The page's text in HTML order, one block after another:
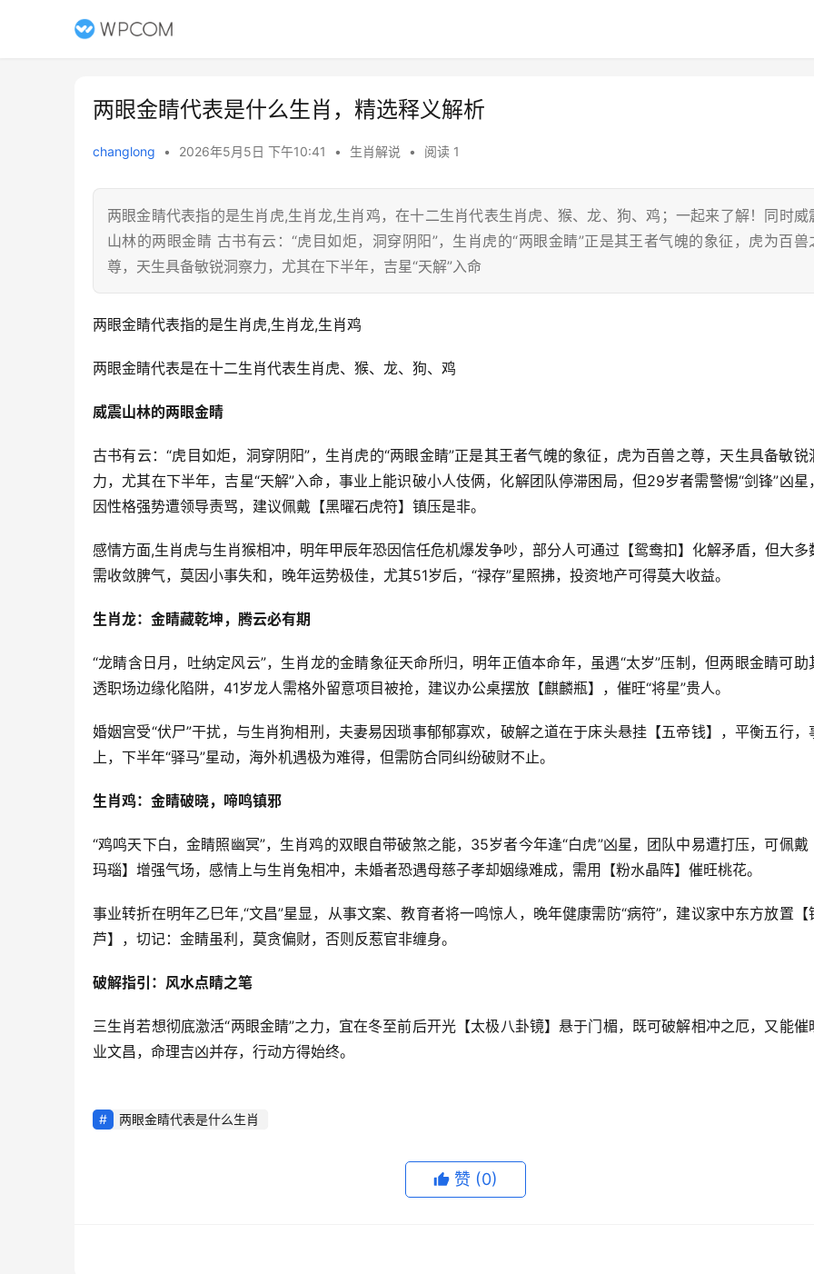
两眼金睛代表是什么生肖，精选释义解析
changlong • 2026年5月5日 下午10:41 • 生肖解说 • 阅读 1
两眼金睛代表指的是生肖虎,生肖龙,生肖鸡，在十二生肖代表生肖虎、猴、龙、狗、鸡；一起来了解！同时威
山林的两眼金睛 古书有云：“虎目如炬，洞穿阴阳”，生肖虎的“两眼金睛”正是其王者气魄的象征，虎为百兽
尊，天生具备敏锐洞察力，尤其在下半年，吉星“天解”入命
两眼金睛代表指的是生肖虎,生肖龙,生肖鸡
两眼金睛代表是在十二生肖代表生肖虎、猴、龙、狗、鸡
威震山林的两眼金睛
古书有云：“虎目如炬，洞穿阴阳”，生肖虎的“两眼金睛”正是其王者气魄的象征，虎为百兽之尊，天生具备敏锐
力，尤其在下半年，吉星“天解”入命，事业上能识破小人伎俩，化解团队停滞困局，但29岁者需警惕“剑锋”凶星
因性格强势遭领导责骂，建议佩戴【黑曜石虎符】镇压是非。
感情方面,生肖虎与生肖猴相冲，明年甲辰年恐因信任危机爆发争吵，部分人可通过【鸳鸯扣】化解矛盾，但大多
需收敛脾气，莫因小事失和，晚年运势极佳，尤其51岁后，“禄存”星照拂，投资地产可得莫大收益。
生肖龙：金睛藏乾坤，腾云必有期
“龙睛含日月，吐纳定风云”，生肖龙的金睛象征天命所归，明年正值本命年，虽遇“太岁”压制，但两眼金睛可助
透职场边缘化陷阱，41岁龙人需格外留意项目被抢，建议办公桌摆放【麒麟瓶】，催旺“将星”贵人。
婚姻宫受“伏尸”干扰，与生肖狗相刑，夫妻易因琐事郁郁寡欢，破解之道在于床头悬挂【五帝钱】，平衡五行，
上，下半年“驿马”星动，海外机遇极为难得，但需防合同纠纷破财不止。
生肖鸡：金睛破晓，啼鸣镇邪
“鸡鸣天下白，金睛照幽冥”，生肖鸡的双眼自带破煞之能，35岁者今年逢“白虎”凶星，团队中易遭打压，可佩戴
玛瑙】增强气场，感情上与生肖兔相冲，未婚者恐遇母慈子孝却姻缘难成，需用【粉水晶阵】催旺桃花。
事业转折在明年乙巳年,“文昌”星显，从事文案、教育者将一鸣惊人，晚年健康需防“病符”，建议家中东方放置【
芦】，切记：金睛虽利，莫贪偏财，否则反惹官非缠身。
破解指引：风水点睛之笔
三生肖若想彻底激活“两眼金睛”之力，宜在冬至前后开光【太极八卦镜】悬于门楣，既可破解相冲之厄，又能催
业文昌，命理吉凶并存，行动方得始终。
两眼金睛代表是什么生肖
赞 (0)